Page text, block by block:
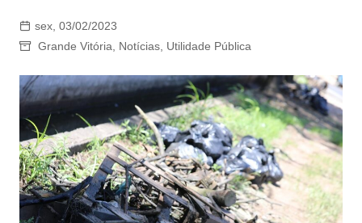
sex, 03/02/2023
Grande Vitória
Notícias, Utilidade Pública